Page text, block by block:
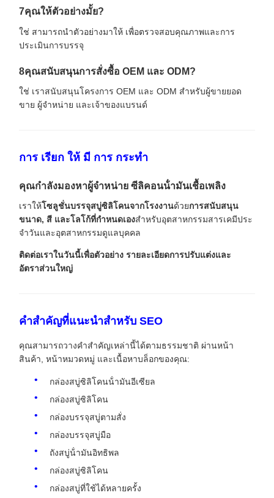
7คุณให้ตัวอย่างมั้ย?
ใช่ สามารถนําตัวอย่างมาให้ เพื่อตรวจสอบคุณภาพและการ
ประเมินการบรรจุ
8คุณสนับสนุนการสั่งซื้อ OEM และ ODM?
ใช่ เราสนับสนุนโครงการ OEM และ ODM สําหรับผู้ขายยอด
ขาย ผู้จําหน่าย และเจ้าของแบรนด์
การ เรียก ให้ มี การ กระทํา
คุณกําลังมองหาผู้จําหน่าย ซีลิคอนน้ํามันเชื้อเพลิง
เราให้โซลูชั่นบรรจุสบู่ซิลิโคนจากโรงงานด้วยการสนับสนุน
ขนาด, สี และโลโก้ที่กําหนดเองสําหรับอุตสาหกรรมสารเคมีประ
จําวันและอุตสาหกรรมดูแลบุคคล
ติดต่อเราในวันนี้เพื่อตัวอย่าง รายละเอียดการปรับแต่งและ
อัตราส่วนใหญ่
คําสําคัญที่แนะนําสําหรับ SEO
คุณสามารถวางคําสําคัญเหล่านี้ได้ตามธรรมชาติ ผ่านหน้า
สินค้า, หน้าหมวดหมู่ และเนื้อหาบล็อกของคุณ:
กล่องสบู่ซิลิโคนน้ํามันอีเซียล
กล่องสบู่ซิลิโคน
กล่องบรรจุสบู่ตามสั่ง
กล่องบรรจุสบู่มือ
ถังสบู่น้ํามันอิทธิพล
กล่องสบู่ซิลิโคน
กล่องสบู่ที่ใช้ได้หลายครั้ง